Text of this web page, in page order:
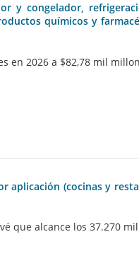
y congelador,
químicos y
en 2026 a $82,78 mil
(cocinas y
que alcance los 37.270